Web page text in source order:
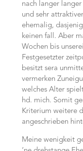
nach langer
und sehr
ehemalig,
keinen fall. Aber
Wochen bis
Festgesetzter
besitzt sera
vermerken
welches Alter
hd. mich. Somit
Kriterium weitere
angeschrieben
Meine wenigkeit